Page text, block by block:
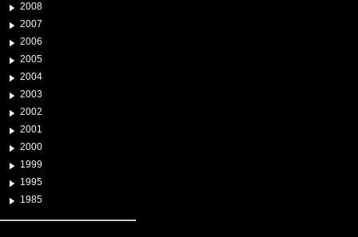
2008
2007
2006
2005
2004
2003
2002
2001
2000
1999
1995
1985